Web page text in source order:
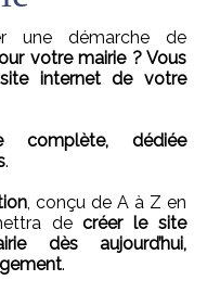
une démarche de
votre mairie ? Vous
internet de votre
complète, dédiée
.
, conçu de A à Z en
decréer le site
dès aujourd’hui,
.